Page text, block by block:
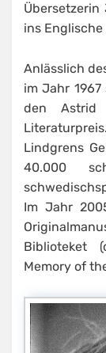
Übersetzerin
ins
Anlässlich
im Jahr
den Astrid
Lindgrens
40.000
Im Jahr
Biblioteket
Memory of